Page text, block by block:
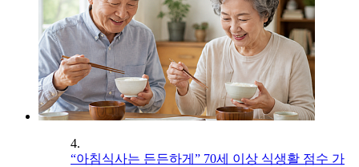
4.
“아침식사는 든든하게” 70세 이상 식생활 점수 가